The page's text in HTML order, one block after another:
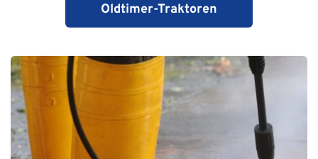
Oldtimer-Traktoren